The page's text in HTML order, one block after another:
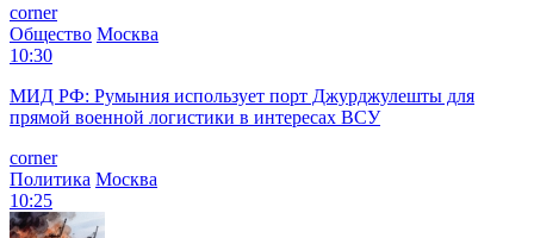
corner
Общество Москва
10:30
МИД РФ: Румыния использует порт Джурджулешты для
прямой военной логистики в интересах ВСУ
corner
Политика Москва
10:25